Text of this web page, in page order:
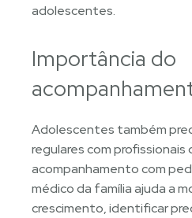
adolescentes.
Importância do
Adolescentes também
regulares com profissionais
acompanhamento com
médico da família ajuda a
crescimento, identificar